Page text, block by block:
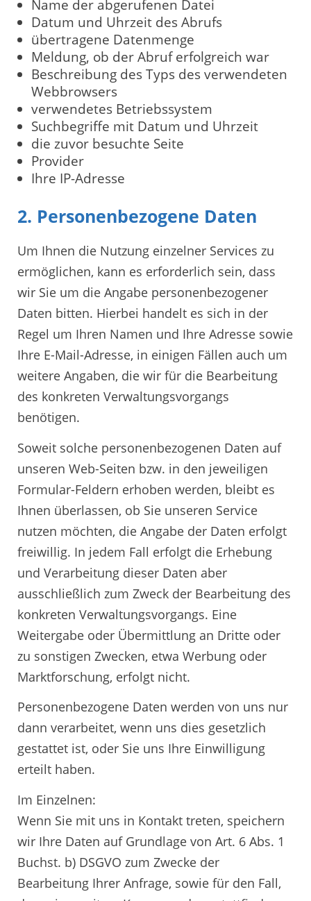
Name der abgerufenen Datei
Datum und Uhrzeit des Abrufs
übertragene Datenmenge
Meldung, ob der Abruf erfolgreich war
Beschreibung des Typs des verwendeten
Webbrowsers
verwendetes Betriebssystem
Suchbegriffe mit Datum und Uhrzeit
die zuvor besuchte Seite
Provider
Ihre IP-Adresse
2. Personenbezogene Daten
Um Ihnen die Nutzung einzelner Services zu
ermöglichen, kann es erforderlich sein, dass
wir Sie um die Angabe personenbezogener
Daten bitten. Hierbei handelt es sich in der
Regel um Ihren Namen und Ihre Adresse sowie
Ihre E-Mail-Adresse, in einigen Fällen auch um
weitere Angaben, die wir für die Bearbeitung
des konkreten Verwaltungsvorgangs
benötigen.
Soweit solche personenbezogenen Daten auf
unseren Web-Seiten bzw. in den jeweiligen
Formular-Feldern erhoben werden, bleibt es
Ihnen überlassen, ob Sie unseren Service
nutzen möchten, die Angabe der Daten erfolgt
freiwillig. In jedem Fall erfolgt die Erhebung
und Verarbeitung dieser Daten aber
ausschließlich zum Zweck der Bearbeitung des
konkreten Verwaltungsvorgangs. Eine
Weitergabe oder Übermittlung an Dritte oder
zu sonstigen Zwecken, etwa Werbung oder
Marktforschung, erfolgt nicht.
Personenbezogene Daten werden von uns nur
dann verarbeitet, wenn uns dies gesetzlich
gestattet ist, oder Sie uns Ihre Einwilligung
erteilt haben.
Im Einzelnen:
Wenn Sie mit uns in Kontakt treten, speichern
wir Ihre Daten auf Grundlage von Art. 6 Abs. 1
Buchst. b) DSGVO zum Zwecke der
Bearbeitung Ihrer Anfrage, sowie für den Fall,